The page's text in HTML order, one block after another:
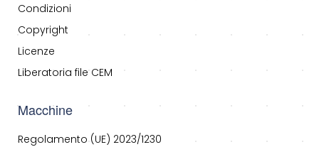
Condizioni
Copyright
Licenze
Liberatoria file CEM
Macchine
Regolamento (UE) 2023/1230